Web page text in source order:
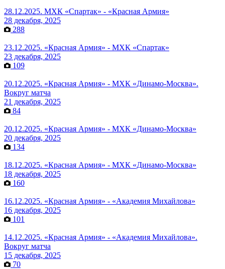
28.12.2025. МХК «Спартак» - «Красная Армия»
28 декабря, 2025
288
23.12.2025. «Красная Армия» - МХК «Спартак»
23 декабря, 2025
109
20.12.2025. «Красная Армия» - МХК «Динамо-Москва».
Вокруг матча
21 декабря, 2025
84
20.12.2025. «Красная Армия» - МХК «Динамо-Москва»
20 декабря, 2025
134
18.12.2025. «Красная Армия» - МХК «Динамо-Москва»
18 декабря, 2025
160
16.12.2025. «Красная Армия» - «Академия Михайлова»
16 декабря, 2025
101
14.12.2025. «Красная Армия» - «Академия Михайлова».
Вокруг матча
15 декабря, 2025
70